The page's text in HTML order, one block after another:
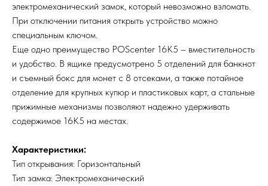
электромеханический замок, который невозможно взломать.
При отключении питания открыть устройство можно
специальным ключом.
Еще одно преимущество POScenter 16K5 – вместительность
и удобство. В ящике предусмотрено 5 отделений для банкнот
и съемный бокс для монет с 8 отсеками, а также потайное
отделение для крупных купюр и пластиковых карт, а стальные
прижимные механизмы позволяют надежно удерживать
содержимое 16K5 на местах.
Характеристики:
Тип открывания: Горизонтальный
Тип замка: Электромеханический